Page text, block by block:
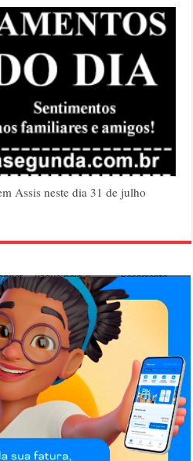
Assis neste dia 31 de julho